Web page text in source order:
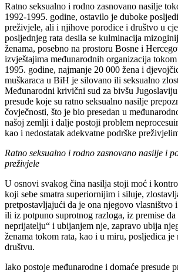
Ratno seksualno i rodno zasnovano nasilje
1992-1995. godine, ostavilo je duboke
preživjele, ali i njihove porodice i društvo u
posljednjeg rata desila se kulminacija
ženama, posebno na prostoru Bosne i
izvještajima međunarodnih organizacija
1995. godine, najmanje 20 000 žena i
muškaraca u BiH je silovano ili seksualno
Međunarodni krivični sud za bivšu
presude koje su ratno seksualno nasilje
čovječnosti, što je bio presedan u
našoj zemlji i dalje postoji problem
kao i nedostatak adekvatne podrške
Ratno seksualno i rodno zasnovano nasilje i
preživjele
U osnovi svakog čina nasilja stoji moć i
koji sebe smatra superiornijim i siluje,
pretpostavljajući da je ona njegovo vlasništvo
ili iz potpuno suprotnog razloga, iz premise da
neprijatelju“ i ubijanjem nje, zapravo ubija
ženama tokom rata, kao i u miru, posljedica je
društvu.
Iako postoje međunarodne i domaće presude